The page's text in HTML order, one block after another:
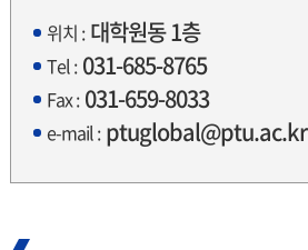
위치 : 대학원동 1층
Tel : 031-685-8765
Fax : 031-659-8033
e-mail : ptuglobal@ptu.ac.kr